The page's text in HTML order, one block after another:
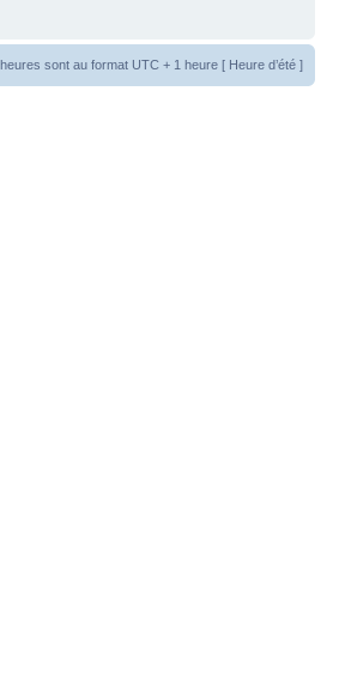
sont au format UTC + 1 heure [ Heure d’été ]